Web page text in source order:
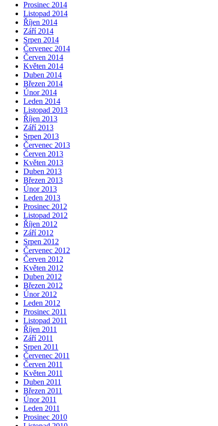
Prosinec 2014
Listopad 2014
Říjen 2014
Září 2014
Srpen 2014
Červenec 2014
Červen 2014
Květen 2014
Duben 2014
Březen 2014
Únor 2014
Leden 2014
Listopad 2013
Říjen 2013
Září 2013
Srpen 2013
Červenec 2013
Červen 2013
Květen 2013
Duben 2013
Březen 2013
Únor 2013
Leden 2013
Prosinec 2012
Listopad 2012
Říjen 2012
Září 2012
Srpen 2012
Červenec 2012
Červen 2012
Květen 2012
Duben 2012
Březen 2012
Únor 2012
Leden 2012
Prosinec 2011
Listopad 2011
Říjen 2011
Září 2011
Srpen 2011
Červenec 2011
Červen 2011
Květen 2011
Duben 2011
Březen 2011
Únor 2011
Leden 2011
Prosinec 2010